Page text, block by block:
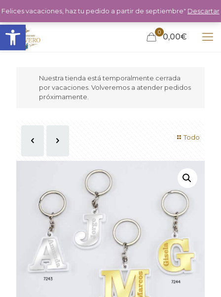
Abrir barra de herramientas 0 0,00€
Nuestra tienda está temporalmente cerrada
por vacaciones. Volveremos a atender pedidos
próximamente.
Todo
Felices vacaciones, haz tu pedido a partir de septiembre" Descartar